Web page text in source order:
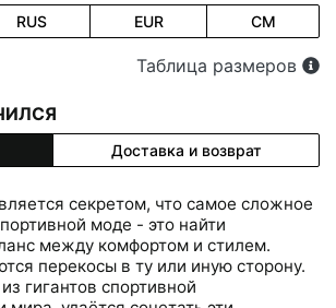
RUS EUR CM
Таблица размеров
Доставка и возврат
секретом, что самое сложное
моде - это найти
между комфортом и стилем.
перекосы в ту или иную сторону.
гигантов спортивной